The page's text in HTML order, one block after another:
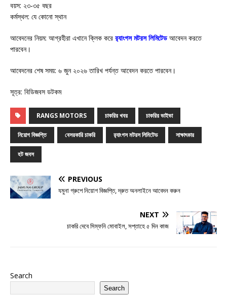
বয়স: ২৩-৩৫ বছর
কর্মস্থল: যে কোনো স্থান
আবেদনের নিয়ম: আগ্রহীরা এখানে ক্লিক করে র‌্যাংগস মটরস লিমিটেডআবেদন করতে
পারবেন।
আবেদনের শেষ সময়: ৬ জুন ২০২৬ তারিখ পর্যন্ত আবেদন করতে পারবেন।
সূত্র: বিডিজবস ডটকম
RANGS MOTORS চাকরির খবর চাকরির ভাইভা
নিয়োগ বিজ্ঞপ্তি বেসরকারি চাকরি র‌্যাংগস মটরস লিমিটেড সাক্ষাৎকার
হট জবস
PREVIOUS
যমুনা গ্রুপে নিয়োগ বিজ্ঞপ্তি, দ্রুত অনলাইনে আবেদন করুন
NEXT
চাকরি দেবে সিম্ফনি মোবাইল, সপ্তাহে ৫ দিন কাজ
Search
Search